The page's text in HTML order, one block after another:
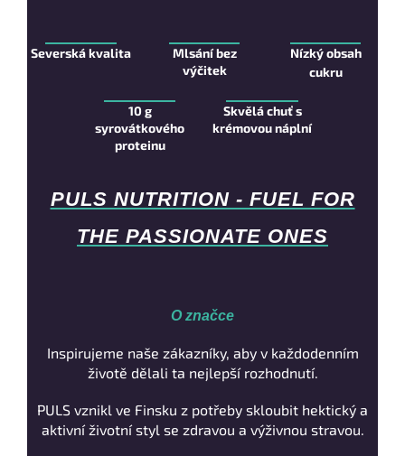
Severská kvalita
Mlsání bez
výčitek
Nízký obsah
cukru
10 g
syrovátkového
proteinu
Skvělá chuť s
krémovou náplní
PULS NUTRITION - FUEL FOR
THE PASSIONATE ONES
O značce
Inspirujeme naše zákazníky, aby v každodenním
životě dělali ta nejlepší rozhodnutí.
PULS vznikl ve Finsku z potřeby skloubit hektický a
aktivní životní styl se zdravou a výživnou stravou.